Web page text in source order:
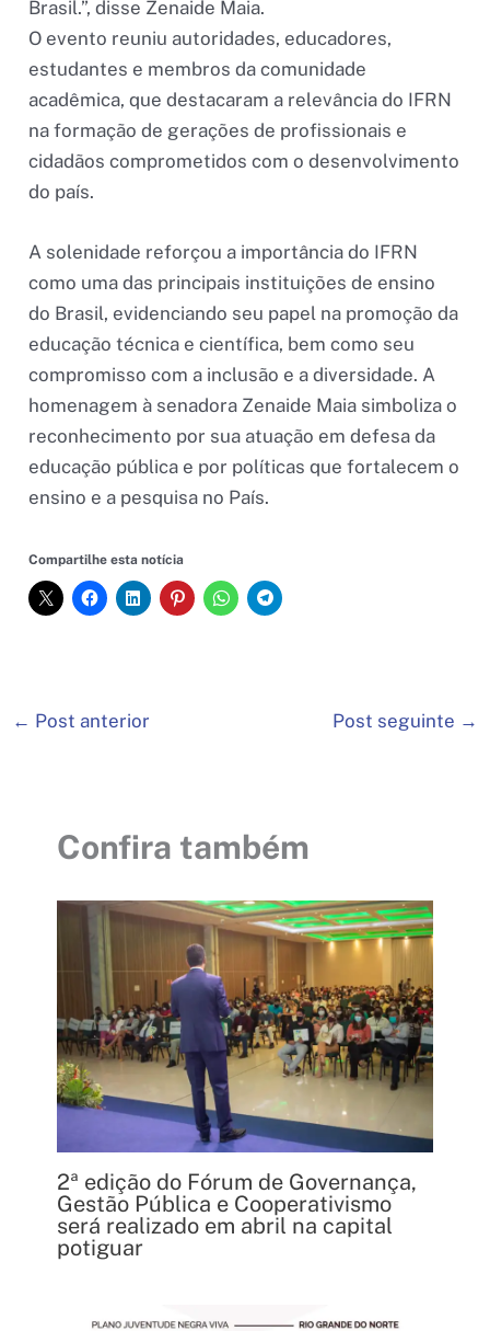
Brasil.”, disse Zenaide Maia.
O evento reuniu autoridades, educadores,
estudantes e membros da comunidade
acadêmica, que destacaram a relevância do IFRN
na formação de gerações de profissionais e
cidadãos comprometidos com o desenvolvimento
do país.
A solenidade reforçou a importância do IFRN
como uma das principais instituições de ensino
do Brasil, evidenciando seu papel na promoção da
educação técnica e científica, bem como seu
compromisso com a inclusão e a diversidade. A
homenagem à senadora Zenaide Maia simboliza o
reconhecimento por sua atuação em defesa da
educação pública e por políticas que fortalecem o
ensino e a pesquisa no País.
Compartilhe esta notícia
← Post anterior Post seguinte →
Confira também
2ª edição do Fórum de Governança,
Gestão Pública e Cooperativismo
será realizado em abril na capital
potiguar